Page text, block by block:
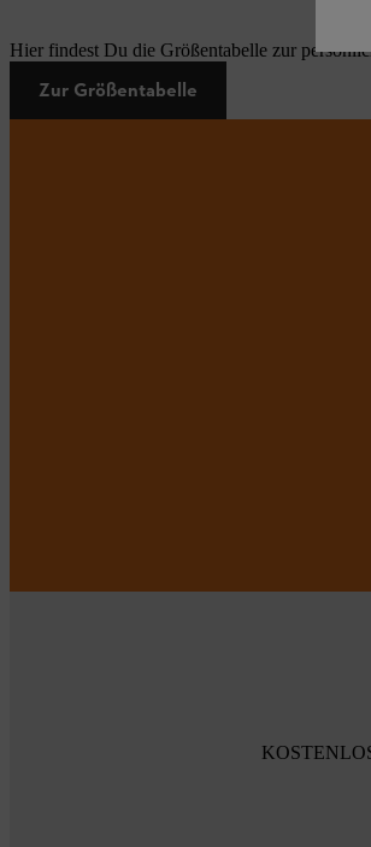
Hier findest Du die Größentabelle zur
Zur Größentabelle